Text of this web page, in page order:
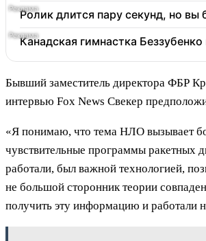
Ролик длится пару секунд, но вы
Канадская гимнастка
Бывший заместитель директора ФБР
интервью Fox News Свекер
«Я понимаю, что тема НЛО вызывает
чувствительные программы ракетных
работали, был важной технологией,
не большой сторонник теории
получить эту информацию и работали